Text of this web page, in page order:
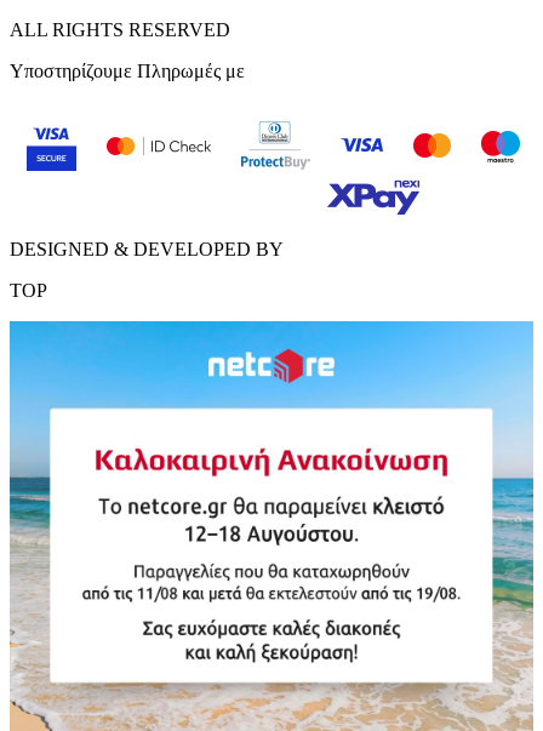
ALL RIGHTS RESERVED
Υποστηρίζουμε Πληρωμές με
DESIGNED & DEVELOPED BY
TOP